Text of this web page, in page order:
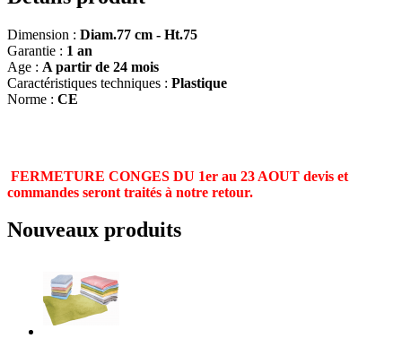
Dimension : Diam.77 cm - Ht.75
Garantie : 1 an
Age : A partir de 24 mois
Caractéristiques techniques : Plastique
Norme : CE
FERMETURE CONGES DU 1er au 23 AOUT devis et
commandes seront traités à notre retour.
Nouveaux produits